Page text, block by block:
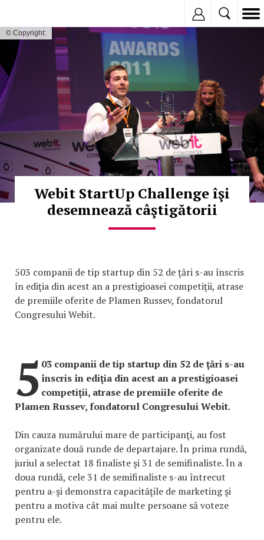
© Copyright:
Webit StartUp Challenge îşi
desemnează câştigătorii
503 companii de tip startup din 52 de ţări s-au înscris
în ediţia din acest an a prestigioasei competiţii, atrase
de premiile oferite de Plamen Russev, fondatorul
Congresului Webit.
5 03 companii de tip startup din 52 de ţări s-au
înscris în ediţia din acest an a prestigioasei
competiţii, atrase de premiile oferite de
Plamen Russev, fondatorul Congresului Webit.
Din cauza numărului mare de participanţi, au fost
organizate două runde de departajare. În prima rundă,
juriul a selectat 18 finaliste şi 31 de semifinaliste. În a
doua rundă, cele 31 de semifinaliste s-au întrecut
pentru a-şi demonstra capacităţile de marketing şi
pentru a motiva cât mai multe persoane să voteze
pentru ele.